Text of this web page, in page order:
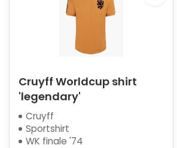
Cruyff Worldcup shirt
'legendary'
Cruyff
Sportshirt
WK finale '74